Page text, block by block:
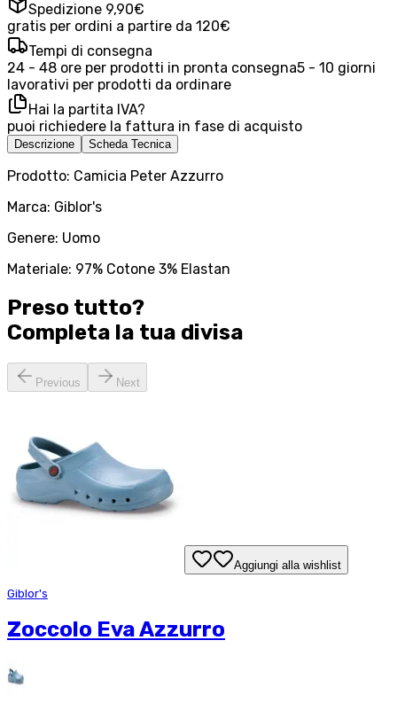
Spedizione 9,90€
gratis per ordini a partire da 120€
Tempi di consegna
24 - 48 ore per prodotti in pronta consegna5 - 10 giorni
lavorativi per prodotti da ordinare
Hai la partita IVA?
puoi richiedere la fattura in fase di acquisto
Descrizione Scheda Tecnica
Prodotto: Camicia Peter Azzurro
Marca: Giblor's
Genere: Uomo
Materiale: 97% Cotone 3% Elastan
Preso tutto?
Completa la tua divisa
Previous Next
Aggiungi alla wishlist
Giblor's
Zoccolo Eva Azzurro